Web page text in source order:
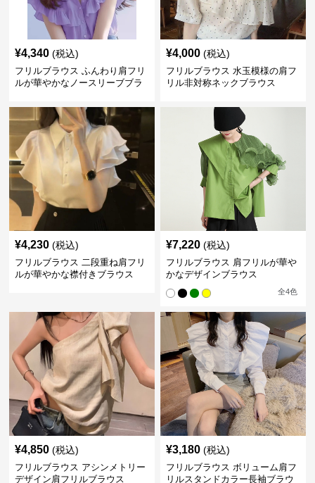
¥4,340 (税込)
フリルブラウス ふんわり肩フリ
ルが華やかなノースリーブブラ
¥4,000 (税込)
フリルブラウス 水玉模様の肩フ
リル非対称ネックブラウス
¥4,230 (税込)
フリルブラウス 二段重ね肩フリ
ルが華やかな襟付きブラウス
¥7,220 (税込)
フリルブラウス 肩フリルが華や
かなデザインブラウス
全4色
¥4,850 (税込)
フリルブラウス アシンメトリー
デザイン肩フリルブラウス
¥3,180 (税込)
フリルブラウス ボリューム肩フ
リルスタンドカラー長袖ブラウ